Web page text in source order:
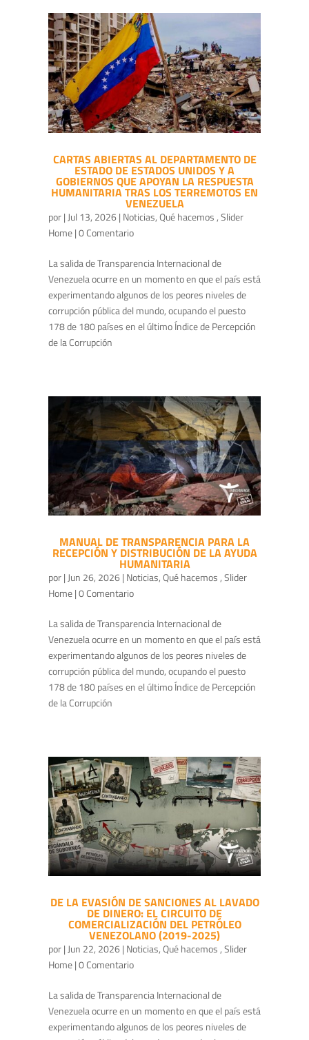
CARTAS ABIERTAS AL DEPARTAMENTO DE
ESTADO DE ESTADOS UNIDOS Y A
GOBIERNOS QUE APOYAN LA RESPUESTA
HUMANITARIA TRAS LOS TERREMOTOS EN
VENEZUELA
por| Jul 13, 2026| Noticias,Qué hacemos ,Slider
Home| 0 Comentario
La salida de Transparencia Internacional de
Venezuela ocurre en un momento en que el país está
experimentando algunos de los peores niveles de
corrupción pública del mundo, ocupando el puesto
178 de 180 países en el último Índice de Percepción
de la Corrupción
MANUAL DE TRANSPARENCIA PARA LA
RECEPCIÓN Y DISTRIBUCIÓN DE LA AYUDA
HUMANITARIA
por| Jun 26, 2026| Noticias,Qué hacemos ,Slider
Home| 0 Comentario
La salida de Transparencia Internacional de
Venezuela ocurre en un momento en que el país está
experimentando algunos de los peores niveles de
corrupción pública del mundo, ocupando el puesto
178 de 180 países en el último Índice de Percepción
de la Corrupción
DE LA EVASIÓN DE SANCIONES AL LAVADO
DE DINERO: EL CIRCUITO DE
COMERCIALIZACIÓN DEL PETRÓLEO
VENEZOLANO (2019-2025)
por|Jun 22, 2026| Noticias,Qué hacemos,Slider
Home| 0 Comentario
La salida de Transparencia Internacional de
Venezuela ocurre en un momento en que el país está
experimentando algunos de los peores niveles de